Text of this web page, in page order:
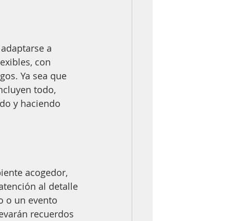
a
con
Ya sea que
todo,
y haciendo
acogedor,
al detalle
o un evento
recuerdos